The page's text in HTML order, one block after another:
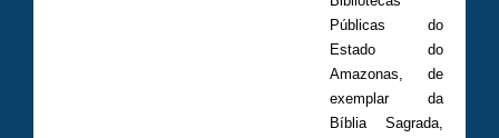
Públicas do
Estado do
Amazonas, de
exemplar da
Bíblia Sagrada,